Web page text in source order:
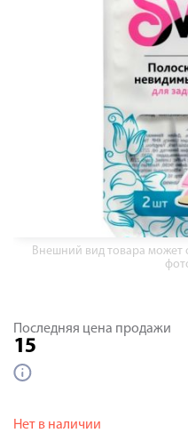
Внешний вид товара может
Последняя цена продажи
15
Нет в наличии